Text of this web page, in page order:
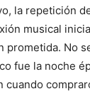
la repetición
musical
prometida. No
fue la noche
cuando